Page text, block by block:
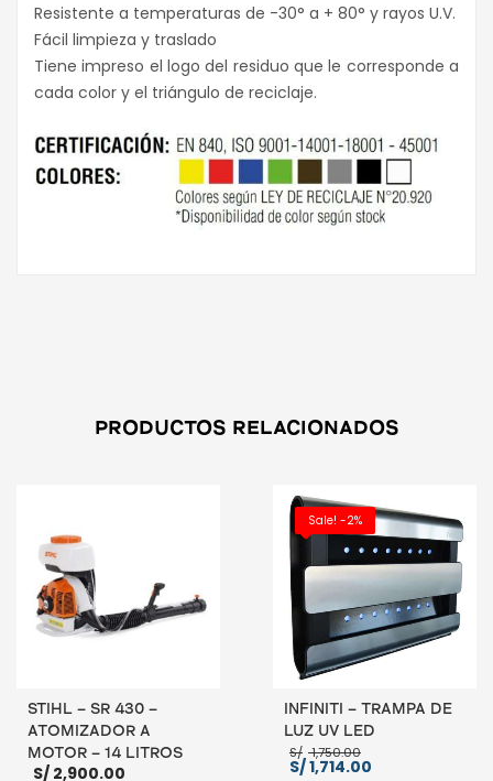
Resistente a temperaturas de -30° a + 80° y rayos U.V.
Fácil limpieza y traslado
Tiene impreso el logo del residuo que le corresponde a
cada color y el triángulo de reciclaje.
PRODUCTOS RELACIONADOS
STIHL – SR 430 –
ATOMIZADOR A
MOTOR – 14 LITROS
S/ 2,900.00
Sale! -2%
INFINITI – TRAMPA DE
LUZ UV LED
S/ 1,750.00
S/1,714.00